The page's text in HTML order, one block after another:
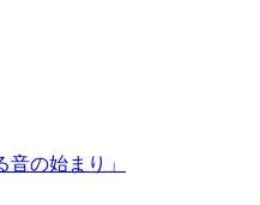
の始まり」